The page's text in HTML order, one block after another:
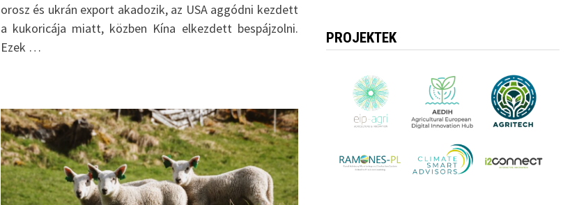
orosz és ukrán export akadozik, az USA aggódni kezdett
a kukoricája miatt, közben Kína elkezdett bespájzolni.
Ezek …
PROJEKTEK